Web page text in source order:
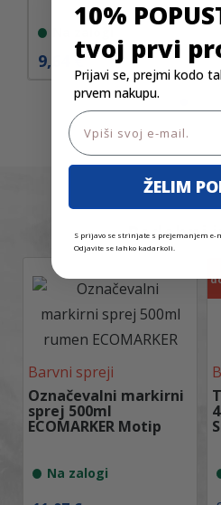
9,64 €
Podobni
Barvni spreji
Označevalni markirni
sprej 500ml
ECOMARKER Motip
Na zalogi
I
10%
tvoj prvi
Prijavi se, prejmi kodo
prvem nakupu.
Email
ŽELIM
S prijavo se strinjate s prejemanjem e-
Odjavite se lahko kadarkoli.